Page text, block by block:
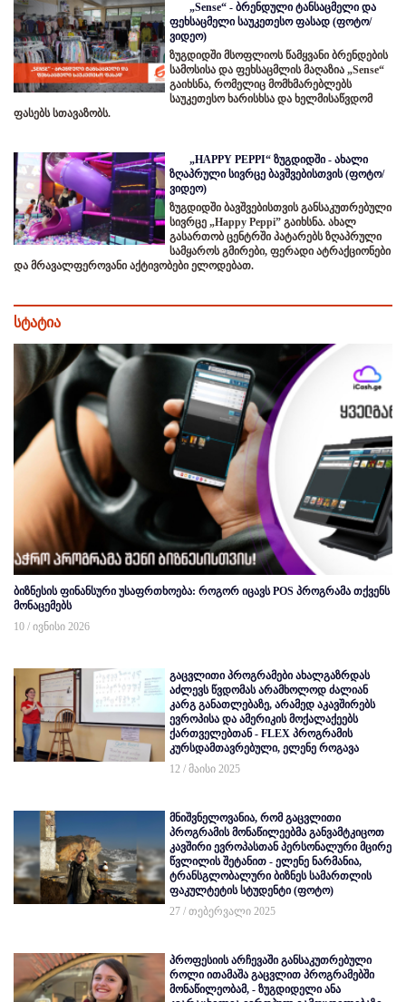
„Sense“ - ბრენდული ტანსაცმელი და
ფეხსაცმელი საუკეთესო ფასად (ფოტო/
ვიდეო)
ზუგდიდში მსოფლიოს წამყვანი ბრენდების
სამოსისა და ფეხსაცმლის მაღაზია „Sense“
გაიხსნა, რომელიც მომხმარებლებს
საუკეთესო ხარისხსა და ხელმისაწვდომ
ფასებს სთავაზობს.
„HAPPY PEPPI“ ზუგდიდში - ახალი
ზღაპრული სივრცე ბავშვებისთვის (ფოტო/
ვიდეო)
ზუგდიდში ბავშვებისთვის განსაკუთრებული
სივრცე „Happy Peppi” გაიხსნა. ახალ
გასართობ ცენტრში პატარებს ზღაპრული
სამყაროს გმირები, ფერადი ატრაქციონები
და მრავალფეროვანი აქტივობები ელოდებათ.
სტატია
ბიზნესის ფინანსური უსაფრთხოება: როგორ იცავს POS პროგრამა თქვენს
მონაცემებს
10 / ივნისი 2026
გაცვლითი პროგრამები ახალგაზრდას
აძლევს წვდომას არამხოლოდ ძალიან
კარგ განათლებაზე, არამედ აკავშირებს
ევროპისა და ამერიკის მოქალაქეებს
ქართველებთან - FLEX პროგრამის
კურსდამთავრებული, ელენე როგავა
12 / მაისი 2025
მნიშვნელოვანია, რომ გაცვლითი
პროგრამის მონაწილეებმა განვამტკიცოთ
კავშირი ევროპასთან პერსონალური მცირე
წვლილის შეტანით - ელენე ნარმანია,
ტრანსგლობალური ბიზნეს სამართლის
ფაკულტეტის სტუდენტი (ფოტო)
27 / თებერვალი 2025
პროფესიის არჩევაში განსაკუთრებული
როლი ითამაშა გაცვლით პროგრამებში
მონაწილეობამ, - ზუგდიდელი ანა